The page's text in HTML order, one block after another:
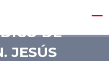
DE
JESÚS